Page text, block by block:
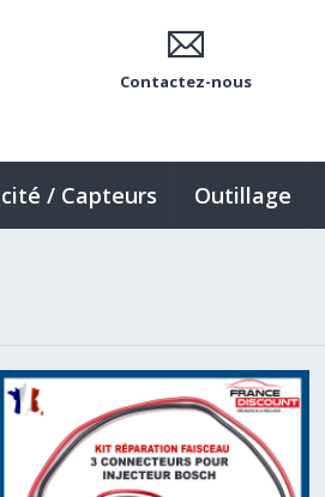
Contactez-nous
/ Capteurs Outillage